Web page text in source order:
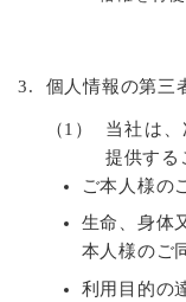
3. 個人情報の第三
（1）
当社は
提供する
ご本人様の
生命、身体
本人様のご
利用目的の